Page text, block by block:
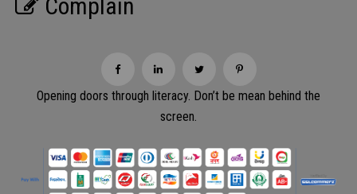
Complain
Opening doors through literacy. Don’t be mean behind the
screen.